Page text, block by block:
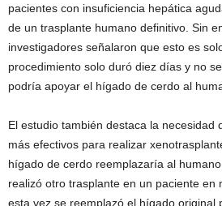
pacientes con insuficiencia hepática
de un trasplante humano definitivo. Sin
investigadores señalaron que esto es
procedimiento solo duró diez días y no
podría apoyar el hígado de cerdo al
El estudio también destaca la necesidad
más efectivos para realizar
hígado de cerdo reemplazaría al
realizó otro trasplante en un paciente en
esta vez se reemplazó el hígado original